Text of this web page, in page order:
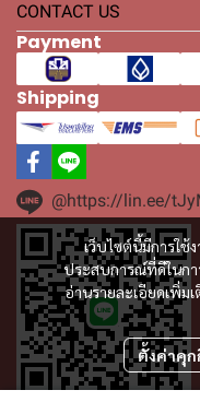
เว็บไซต์นี้มีการใ
ประสบการณ์ที่ดีในกา
อ่านรายละเอียดเพิ่ม
ตั้งค่าคุก
CONTACT US
Payment
Shipping
@https://lin.ee/